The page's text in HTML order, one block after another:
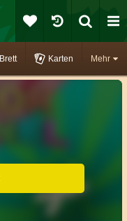
Mehr
Brett Karten